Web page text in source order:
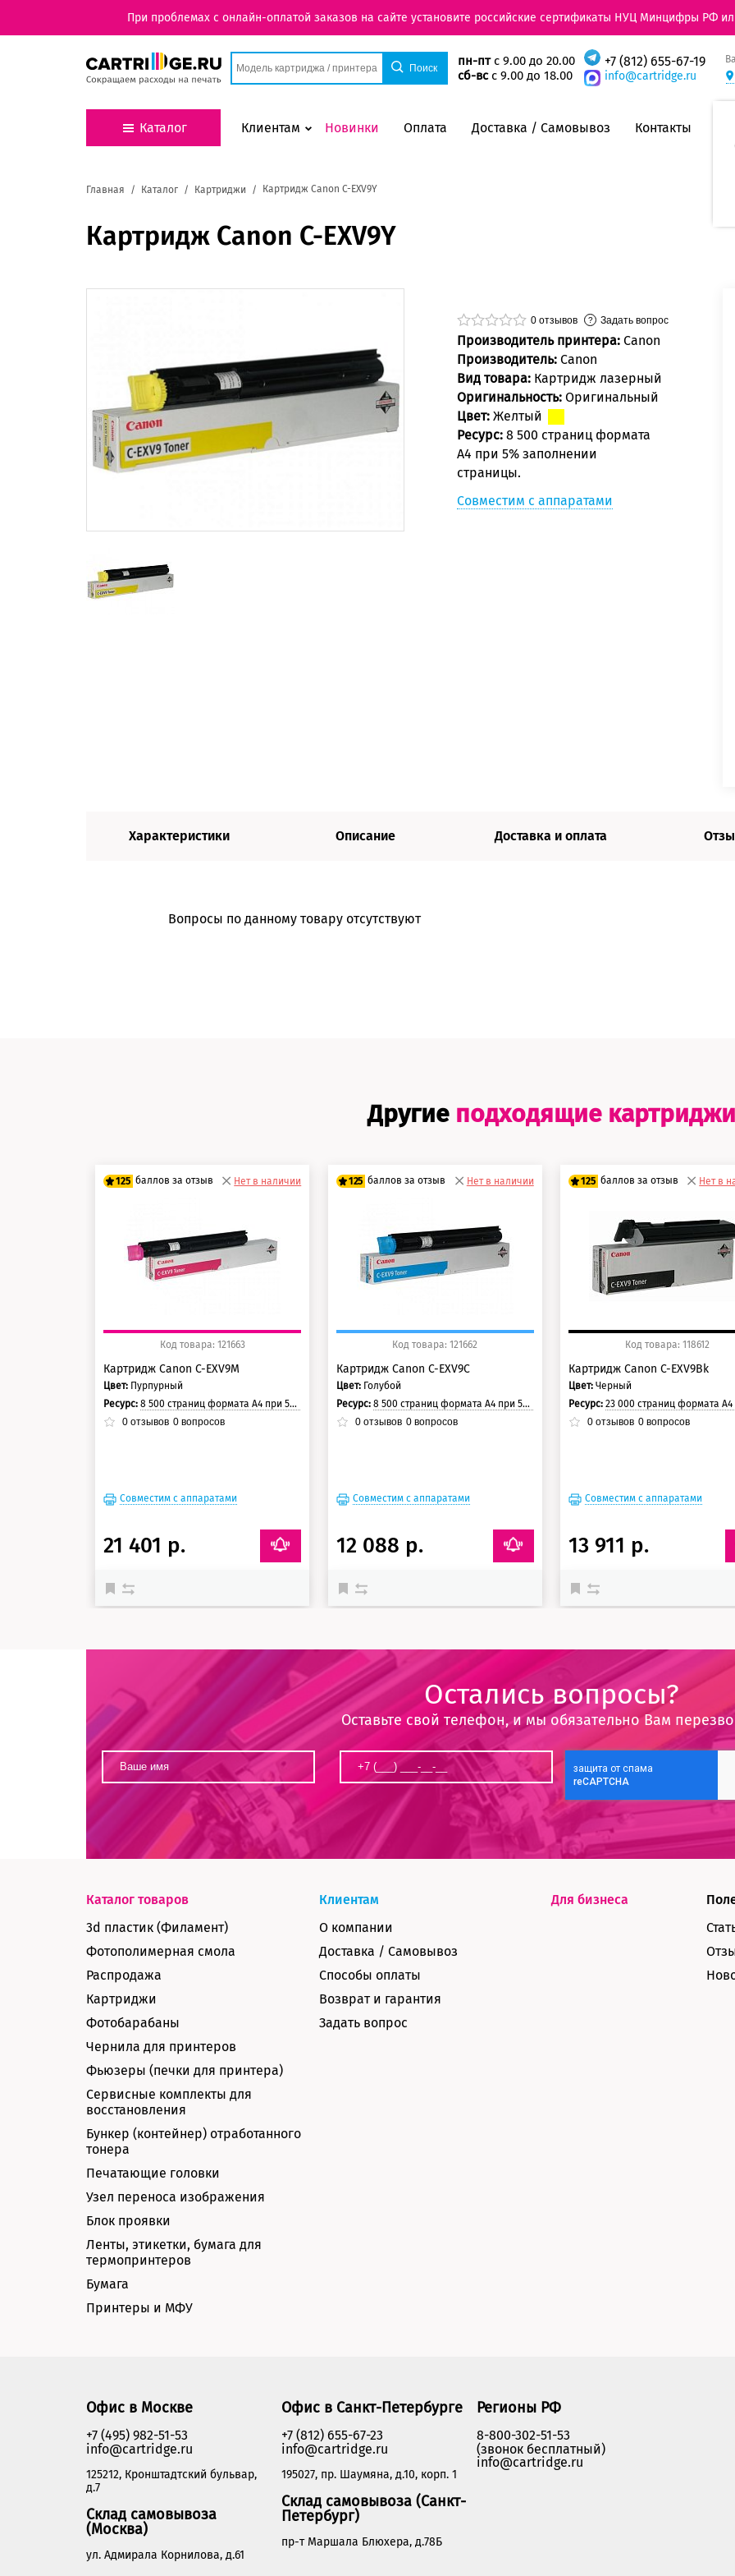
При проблемах с онлайн-оплатой заказов на сайте установите российские сертификаты НУЦ Минцифры РФ
пн-птс 9.00 до 20.00
сб-всс 9.00 до 18.00
+7 (812) 655-67-19
info@cartridge.ru
Каталог Клиентам Новинки Оплата Доставка / Самовывоз Контакты
Главная Каталог Картриджи Картридж Canon C-EXV9Y
Картридж Canon C-EXV9Y
0 отзывов Задать вопрос
Производитель принтера: Canon
Производитель: Canon
Вид товара: Картридж лазерный
Оригинальность: Оригинальный
Цвет: Желтый
Ресурс: 8 500 страниц формата
А4 при 5% заполнении
страницы.
Совместим с аппаратами
Характеристики Описание Доставка и оплата
Вопросы по данному товару отсутствуют
Другие подходящие картриджи
125 баллов за отзыв
125 баллов
Нет в наличии
Код товара: 121663
Картридж Canon C-EXV9M
Цвет: Пурпурный
Ресурс:8 500 страниц формата А4 при 5% заполнении страницы.
0 отзывов 0 вопросов
Совместим с аппаратами
21 401 р.
125 баллов за отзыв
125 баллов
Нет в наличии
Код товара: 121662
Картридж Canon C-EXV9C
Цвет: Голубой
Ресурс: 8 500 страниц формата А4 при 5% заполнении страницы.
0отзывов 0вопросов
Совместим с аппаратами
12 088 р.
125 баллов за отзыв
100 баллов
125 баллов
Нет в
Код товара: 118612
Картридж Canon C-EXV9Bk
Цвет: Черный
Ресурс:23 000 страниц формата А4 при 5% заполнении
0 отзывов 0 вопросов
Совместим с аппаратами
13 911 р.
Остались вопросы?
Оставьте свой телефон, и мы обязательно Вам
Каталог товаров
3d пластик (Филамент)
Фотополимерная смола
Распродажа
Картриджи
Фотобарабаны
Чернила для принтеров
Фьюзеры (печки для принтера)
Сервисные комплекты для
восстановления
Бункер (контейнер) отработанного
тонера
Печатающие головки
Узел переноса изображения
Блок проявки
Ленты, этикетки, бумага для
термопринтеров
Бумага
Принтеры и МФУ
Клиентам
О компании
Доставка / Самовывоз
Способы оплаты
Возврат и гарантия
Задать вопрос
Для бизнеса
Офис в Москве
+7 (495) 982-51-53
info@cartridge.ru
125212, Кронштадтский бульвар,
д.7
Склад самовывоза
(Москва)
ул. Адмирала Корнилова, д.61
Офис в Санкт-Петербурге
+7 (812) 655-67-23
info@cartridge.ru
195027, пр. Шаумяна, д.10, корп. 1
Склад самовывоза (Санкт-
Петербург)
пр-т Маршала Блюхера, д.78Б
Регионы РФ
8-800-302-51-53
(звонок бесплатный)
info@cartridge.ru